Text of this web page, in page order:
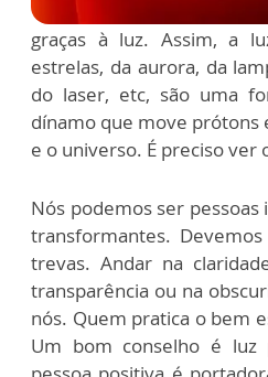
graças à luz. Assim, a
estrelas, da aurora, da
do laser, etc, são uma
dínamo que move prótons
e o universo. É preciso ver
Nós podemos ser
transformantes.
trevas. Andar na
transparência ou na
nós. Quem pratica o bem
Um bom conselho é luz